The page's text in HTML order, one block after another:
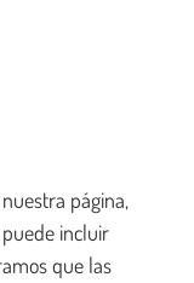
página,
incluir
que las